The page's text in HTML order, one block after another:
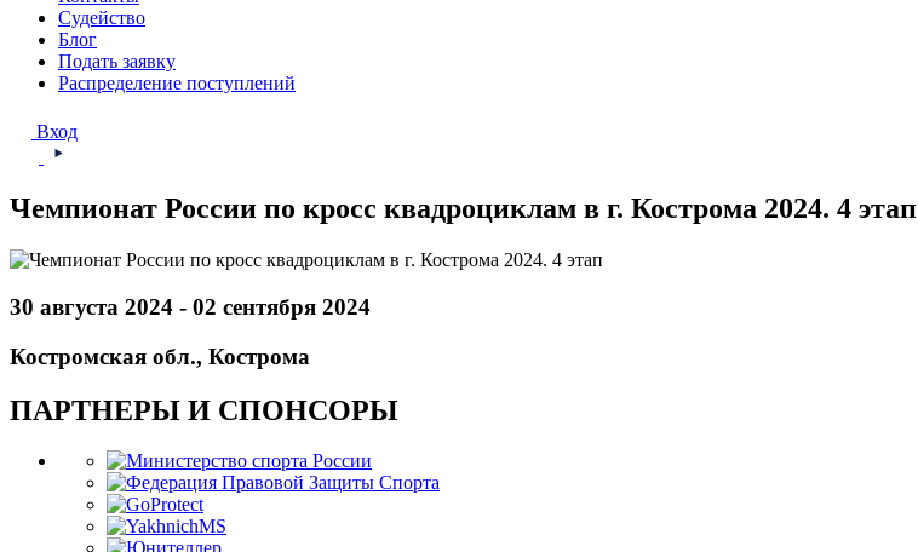
Судейство
Блог
Подать заявку
Распределение поступлений
Вход
Чемпионат России по кросс квадроциклам в г. Кострома 2024. 4 этап
30 августа 2024 - 02 сентября 2024
Костромская обл., Кострома
ПАРТНЕРЫ И СПОНСОРЫ